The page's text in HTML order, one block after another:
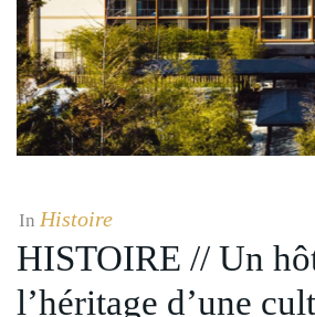
In Histoire
HISTOIRE // Un
l’héritage d’une